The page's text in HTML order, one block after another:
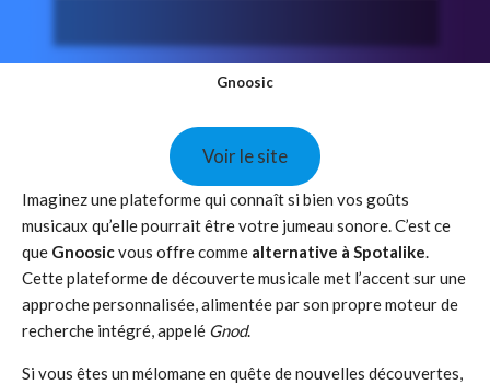
Gnoosic
Voir le site
Imaginez une plateforme qui connaît si bien vos goûts
musicaux qu’elle pourrait être votre jumeau sonore. C’est ce
que Gnoosicvous offre comme alternative à Spotalike.
Cette plateforme de découverte musicale met l’accent sur une
approche personnalisée, alimentée par son propre moteur de
recherche intégré, appelé Gnod.
Si vous êtes un mélomane en quête de nouvelles découvertes,